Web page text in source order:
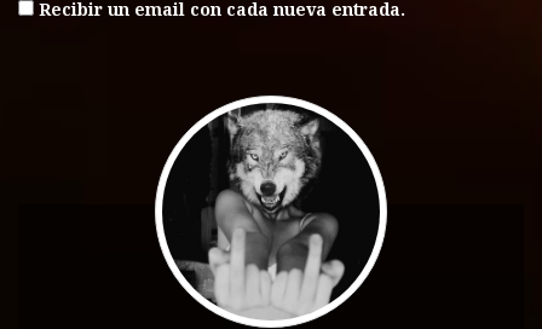
Recibir un email con cada nueva entrada.